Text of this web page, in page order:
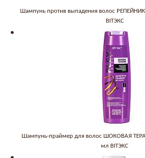
Шампунь против выпадения волос
BITЭКС
Шампунь-праймер для волос ШОКОВАЯ
мл BITЭКС